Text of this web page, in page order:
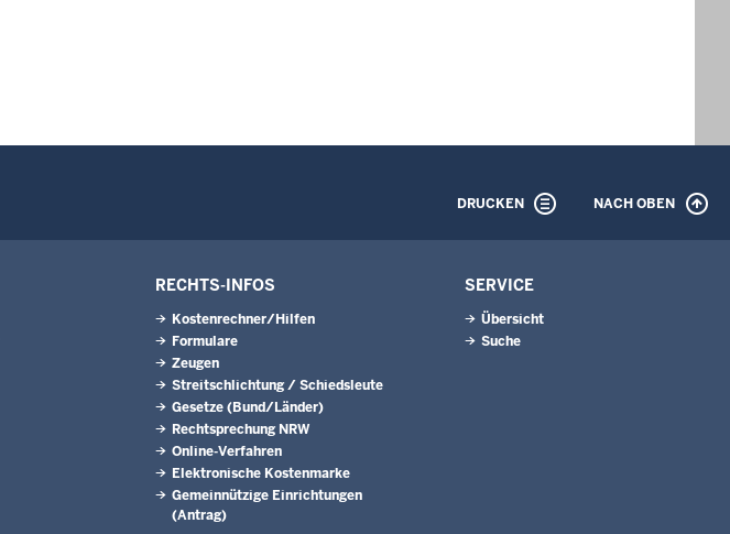
DRUCKEN NACH OBEN
RECHTS-INFOS
Kostenrechner/Hilfen
Formulare
Zeugen
Streitschlichtung / Schiedsleute
Gesetze (Bund/Länder)
Rechtsprechung NRW
Online-Verfahren
Elektronische Kostenmarke
Gemeinnützige Einrichtungen
(Antrag)
SERVICE
Übersicht
Suche